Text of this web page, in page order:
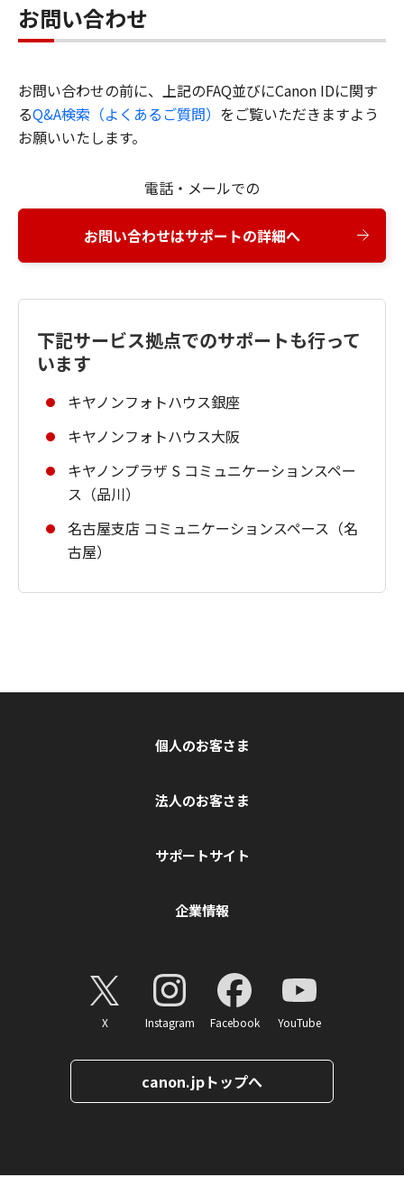
お問い合わせ
お問い合わせの前に、上記のFAQ並びにCanon IDに関す
るQ&A検索（よくあるご質問） をご覧いただきますよう
お願いいたします。
電話・メールでの
お問い合わせはサポートの詳細へ
下記サービス拠点でのサポートも行って
います
キヤノンフォトハウス銀座
キヤノンフォトハウス大阪
キヤノンプラザ S コミュニケーションスペー
ス（品川）
名古屋支店 コミュニケーションスペース（名
古屋）
個人のお客さま
法人のお客さま
サポートサイト
企業情報
X Instagram Facebook YouTube
canon.jpトップへ